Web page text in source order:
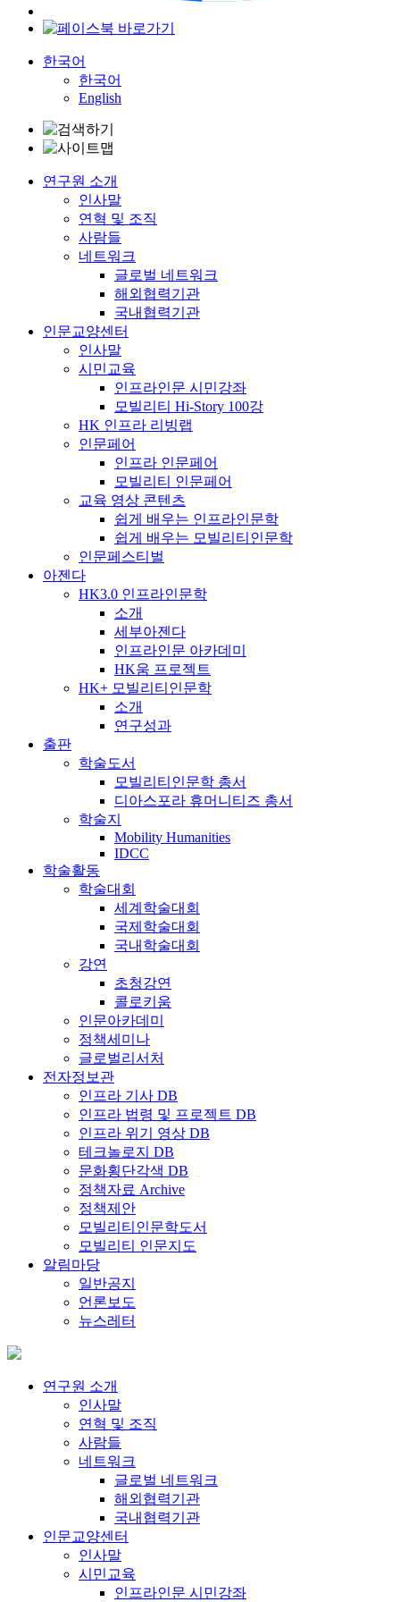
한국어
한국어
English
연구원 소개
인사말
연혁 및 조직
사람들
네트워크
글로벌 네트워크
해외협력기관
국내협력기관
인문교양센터
인사말
시민교육
인프라인문 시민강좌
모빌리티 Hi-Story 100강
HK 인프라 리빙랩
인문페어
인프라 인문페어
모빌리티 인문페어
교육 영상 콘텐츠
쉽게 배우는 인프라인문학
쉽게 배우는 모빌리티인문학
인문페스티벌
아젠다
HK3.0 인프라인문학
소개
세부아젠다
인프라인문 아카데미
HK움 프로젝트
HK+ 모빌리티인문학
소개
연구성과
출판
학술도서
모빌리티인문학 총서
디아스포라 휴머니티즈 총서
학술지
Mobility Humanities
IDCC
학술활동
학술대회
세계학술대회
국제학술대회
국내학술대회
강연
초청강연
콜로키움
인문아카데미
정책세미나
글로벌리서처
전자정보관
인프라 기사 DB
인프라 법령 및 프로젝트 DB
인프라 위기 영상 DB
테크놀로지 DB
문화횡단각색 DB
정책자료 Archive
정책제안
모빌리티인문학도서
모빌리티 인문지도
알림마당
일반공지
언론보도
뉴스레터
연구원 소개
인사말
연혁 및 조직
사람들
네트워크
글로벌 네트워크
해외협력기관
국내협력기관
인문교양센터
인사말
시민교육
인프라인문 시민강좌